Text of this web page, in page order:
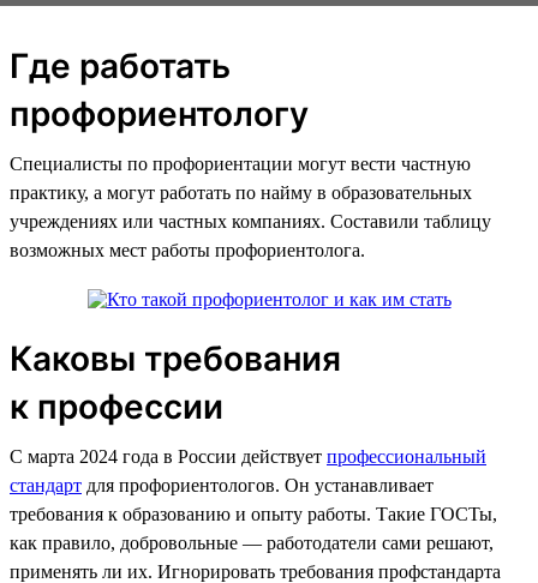
Где работать
профориентологу
Специалисты по профориентации могут вести частную
практику, а могут работать по найму в образовательных
учреждениях или частных компаниях. Составили таблицу
возможных мест работы профориентолога.
Каковы требования
к профессии
С марта 2024 года в России действует профессиональный
стандарт для профориентологов. Он устанавливает
требования к образованию и опыту работы. Такие ГОСТы,
как правило, добровольные — работодатели сами решают,
применять ли их. Игнорировать требования профстандарта